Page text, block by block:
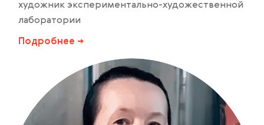
художник экспериментально-художественной
лаборатории
Подробнее →